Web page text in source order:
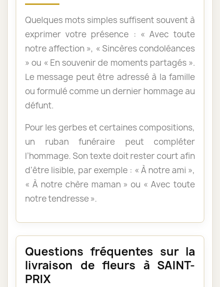
Quelques mots simples suffisent souvent à
exprimer votre présence : « Avec toute
notre affection », « Sincères condoléances
» ou « En souvenir de moments partagés ».
Le message peut être adressé à la famille
ou formulé comme un dernier hommage au
défunt.
Pour les gerbes et certaines compositions,
un ruban funéraire peut compléter
l’hommage. Son texte doit rester court afin
d’être lisible, par exemple : « À notre ami »,
« À notre chère maman » ou « Avec toute
notre tendresse ».
Questions fréquentes sur la
livraison de fleurs à SAINT-
PRIX